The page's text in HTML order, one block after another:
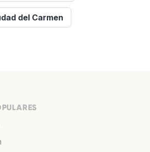
del Carmen